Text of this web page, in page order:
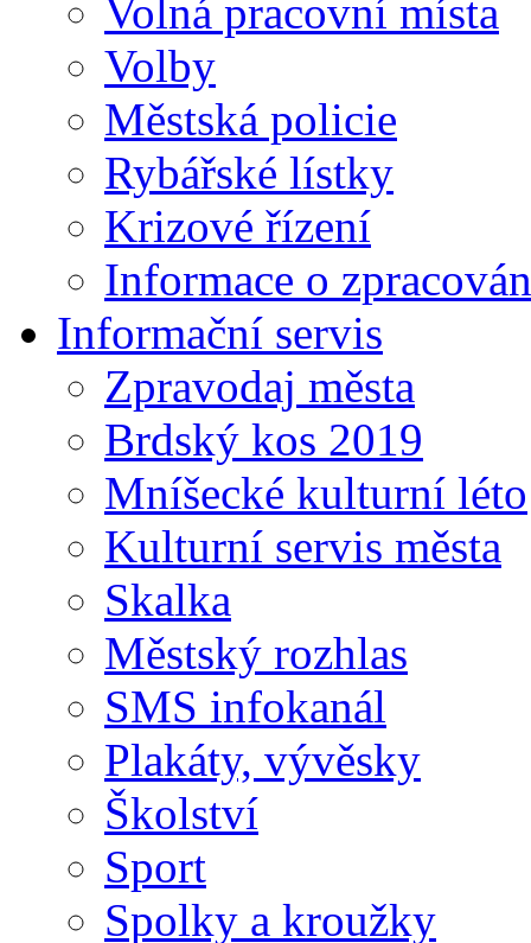
Volná pracovní místa
Volby
Městská policie
Rybářské lístky
Krizové řízení
Informace o
Informační servis
Zpravodaj města
Brdský kos 2019
Mníšecké kulturní léto
Kulturní servis města
Skalka
Městský rozhlas
SMS infokanál
Plakáty, vývěsky
Školství
Sport
Spolky a kroužky